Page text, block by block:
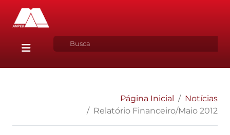
Página Inicial
Notícias
Relatório Financeiro/Maio 2012